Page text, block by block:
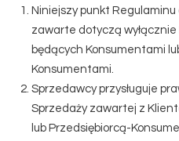
Niniejszy punkt
zawarte dotyczą wyłącznie
będących Konsumentami
Konsumentami.
Sprzedawcy przysługuje
Sprzedaży zawartej z
lub Przedsiębiorcą-